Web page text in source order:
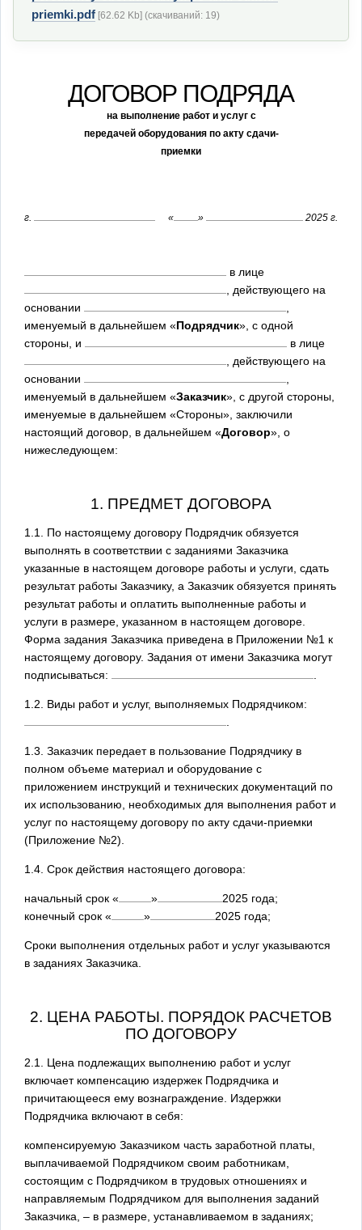
priemki.pdf [62.62 Kb] (cкачиваний: 19)
ДОГОВОР ПОДРЯДА
на выполнение работ и услуг с
передачей оборудования по акту сдачи-
приемки
г. « » 2025 г.
в лице
, действующего на
основании
именуемый в дальнейшем «Подрядчик», с одной
стороны, и
в лице
, действующего на
основании
именуемый в дальнейшем «Заказчик», с другой стороны,
именуемые в дальнейшем «Стороны», заключили
настоящий договор, в дальнейшем «Договор», о
нижеследующем:
1. ПРЕДМЕТ ДОГОВОРА
1.1. По настоящему договору Подрядчик обязуется
выполнять в соответствии с заданиями Заказчика
указанные в настоящем договоре работы и услуги, сдать
результат работы Заказчику, а Заказчик обязуется принять
результат работы и оплатить выполненные работы и
услуги в размере, указанном в настоящем договоре.
Форма задания Заказчика приведена в Приложении №1 к
настоящему договору. Задания от имени Заказчика могут
подписываться:
1.2. Виды работ и услуг, выполняемых Подрядчиком:
1.3. Заказчик передает в пользование Подрядчику в
полном объеме материал и оборудование с
приложением инструкций и технических документаций по
их использованию, необходимых для выполнения работ и
услуг по настоящему договору по акту сдачи-приемки
(Приложение №2).
1.4. Срок действия настоящего договора:
начальный срок « » 2025 года;
конечный срок « » 2025 года;
Сроки выполнения отдельных работ и услуг указываются
в заданиях Заказчика.
2. ЦЕНА РАБОТЫ. ПОРЯДОК РАСЧЕТОВ
ПО ДОГОВОРУ
2.1. Цена подлежащих выполнению работ и услуг
включает компенсацию издержек Подрядчика и
причитающееся ему вознаграждение. Издержки
Подрядчика включают в себя:
компенсируемую Заказчиком часть заработной платы,
выплачиваемой Подрядчиком своим работникам,
состоящим с Подрядчиком в трудовых отношениях и
направляемым Подрядчиком для выполнения заданий
Заказчика, – в размере, устанавливаемом в заданиях;